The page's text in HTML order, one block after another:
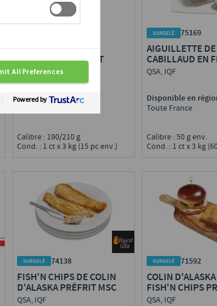
CABILLAUD PRÉFRIT
QSA, IQF
Disponible en région :
Calibre : 190/210 g
Cond. : 1 ct x 3 kg (15 pc env.)
75169
AIGUILLETTE DE
CABILLAUD EN
CHIPS PRÉFRIT
QSA, IQF
Disponible en
Toute France
Calibre : 50 g env.
Cond. : 1 ct x 3 kg
74138
FISH'N CHIPS DE COLIN
D'ALASKA PRÉFRIT MSC
QSA, IQF
71592
COLIN
FISH'N CHIPS
MSC POUR
QSA, IQF